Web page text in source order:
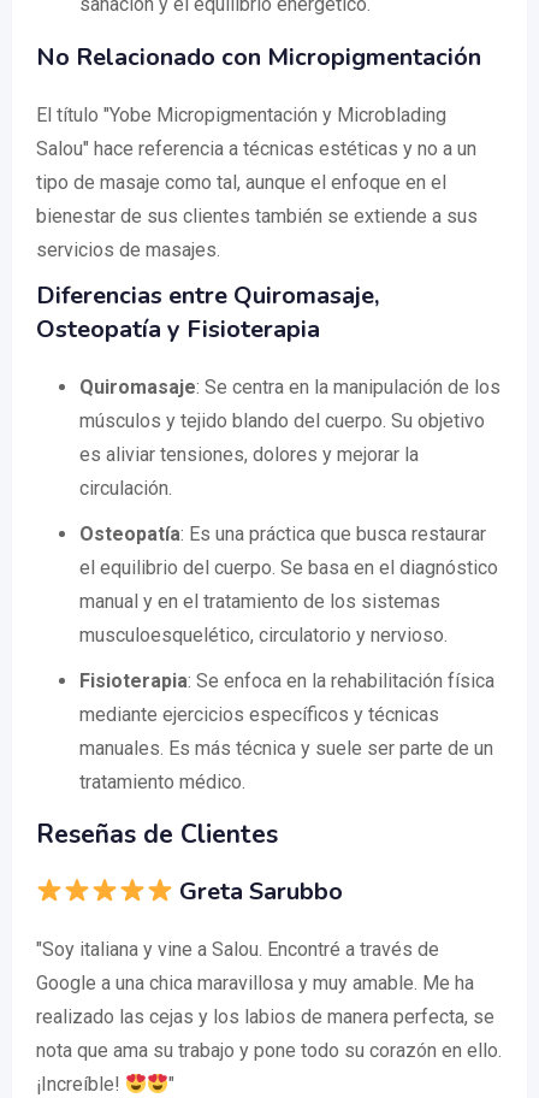
No Relacionado con Micropigmentación
El título "Yobe Micropigmentación y Microblading
Salou" hace referencia a técnicas estéticas y no a un
tipo de masaje como tal, aunque el enfoque en el
bienestar de sus clientes también se extiende a sus
servicios de masajes.
Diferencias entre Quiromasaje,
Osteopatía y Fisioterapia
Quiromasaje: Se centra en la manipulación de los
músculos y tejido blando del cuerpo. Su objetivo
es aliviar tensiones, dolores y mejorar la
circulación.
Osteopatía: Es una práctica que busca restaurar
el equilibrio del cuerpo. Se basa en el diagnóstico
manual y en el tratamiento de los sistemas
musculoesquelético, circulatorio y nervioso.
Fisioterapia: Se enfoca en la rehabilitación física
mediante ejercicios específicos y técnicas
manuales. Es más técnica y suele ser parte de un
tratamiento médico.
Reseñas de Clientes
Greta Sarubbo
"Soy italiana y vine a Salou. Encontré a través de
Google a una chica maravillosa y muy amable. Me ha
realizado las cejas y los labios de manera perfecta, se
nota que ama su trabajo y pone todo su corazón en ello.
¡Increíble!
"